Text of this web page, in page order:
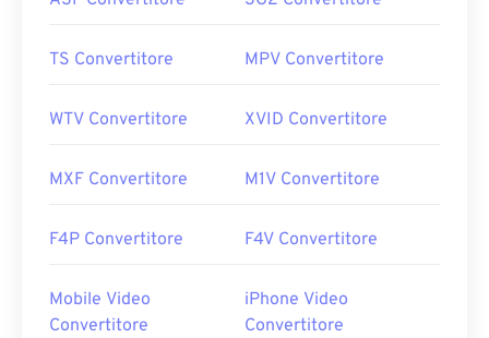
TS Convertitore MPV Convertitore
WTV Convertitore XVID Convertitore
MXF Convertitore M1V Convertitore
F4P Convertitore F4V Convertitore
Mobile Video
Convertitore
iPhone Video
Convertitore